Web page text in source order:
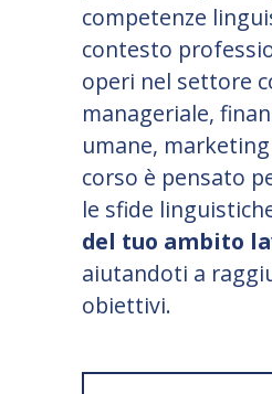
competenze
contesto
operi nel settore
manageriale,
umane,
corso è pensato
le sfide
del tuo ambito
aiutandoti a
obiettivi.